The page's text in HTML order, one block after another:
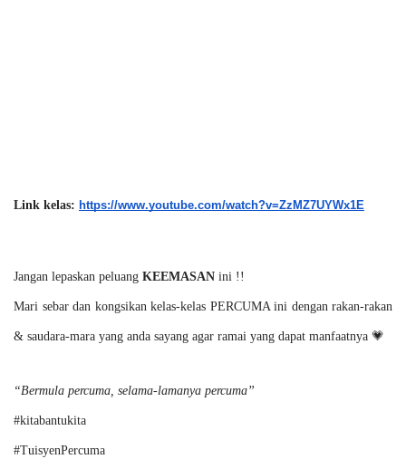
Link kelas: https://www.youtube.com/watch?v=ZzMZ7UYWx1E
Jangan lepaskan peluang KEEMASAN ini !!
Mari sebar dan kongsikan kelas-kelas PERCUMA ini dengan rakan-rakan
& saudara-mara yang anda sayang agar ramai yang dapat manfaatnya 💗
“Bermula percuma, selama-lamanya percuma”
#kitabantukita
#TuisyenPercuma